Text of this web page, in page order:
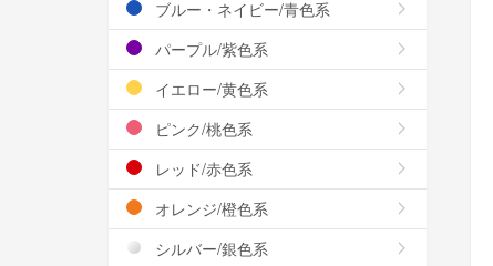
ブルー・ネイビー/青色系
パープル/紫色系
イエロー/黄色系
ピンク/桃色系
レッド/赤色系
オレンジ/橙色系
シルバー/銀色系